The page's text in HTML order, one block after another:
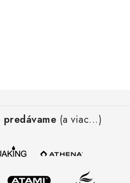
(a viac...)